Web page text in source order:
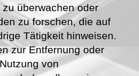
zu überwachen oder
zu forschen, die auf
Tätigkeit hinweisen.
zur Entfernung oder
von